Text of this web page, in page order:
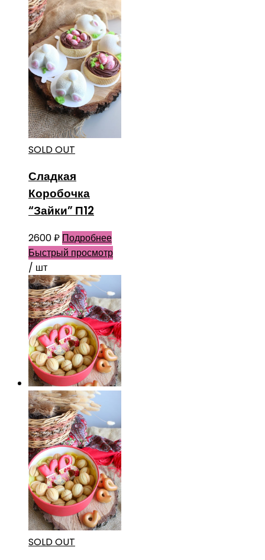
SOLD OUT
Сладкая
Коробочка
“Зайки” П12
2600₽ Подробнее
Быстрый просмотр
/ шт
SOLD OUT